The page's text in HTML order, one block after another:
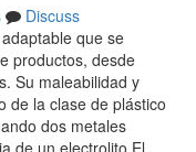
Discuss
que se
productos, desde
Su maleabilidad y
de la clase de plástico
dos metales
de un electrolito El